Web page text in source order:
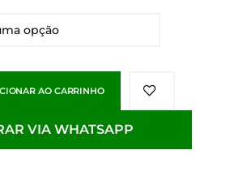
AO CARRINHO
VIA WHATSAPP